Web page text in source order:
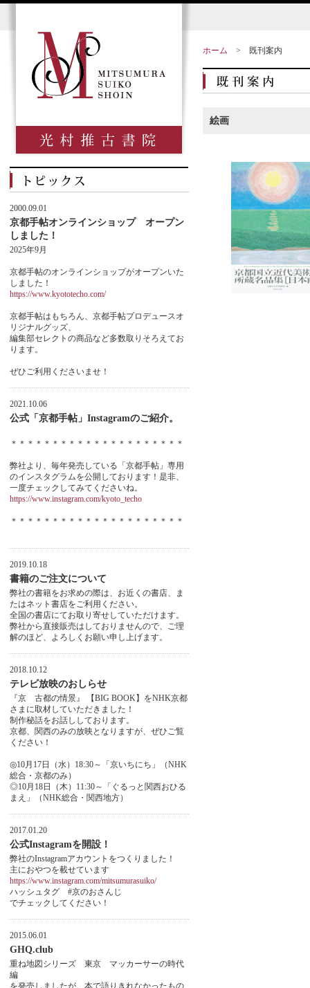
ホーム > 既刊案内
絵画
2000.09.01
京都手帖オンラインショップ オープン
しました！
2025年9月
京都手帖のオンラインショップがオープンいた
しました！
https://www.kyototecho.com/
京都手帖はもちろん、京都手帖プロデュースオ
リジナルグッズ、
編集部セレクトの商品など多数取りそろえてお
ります。
ぜひご利用くださいませ！
2021.10.06
公式「京都手帖」Instagramのご紹介。
＊＊＊＊＊＊＊＊＊＊＊＊＊＊＊＊＊＊＊＊＊
弊社より、毎年発売している「京都手帖」専用
のインスタグラムを公開しております！是非、
一度チェックしてみてくださいね。
https://www.instagram.com/kyoto_techo
＊＊＊＊＊＊＊＊＊＊＊＊＊＊＊＊＊＊＊＊＊
2019.10.18
書籍のご注文について
弊社の書籍をお求めの際は、お近くの書店、ま
たはネット書店をご利用ください。
全国の書店にてお取り寄せしていただけます。
弊社から直接販売はしておりませんので、ご理
解のほど、よろしくお願い申し上げます。
2018.10.12
テレビ放映のおしらせ
『京 古都の情景』 【BIG BOOK】をNHK京都
さまに取材していただきました！
制作秘話をお話ししております。
京都、関西のみの放映となりますが、ぜひご覧
ください！
◎10月17日（水）18:30～「京いちにち」（NHK
総合・京都のみ）
◎10月18日（木）11:30～「ぐるっと関西おひる
まえ」（NHK総合・関西地方）
2017.01.20
公式Instagramを開設！
弊社のInstagramアカウントをつくりました！
主におやつを載せています
https://www.instagram.com/mitsumurasuiko/
ハッシュタグ #京のおさんじ
でチェックしてください！
2015.06.01
GHQ.club
重ね地図シリーズ 東京 マッカーサーの時代
編
を発売しましたが、本で語りきれなかったもの